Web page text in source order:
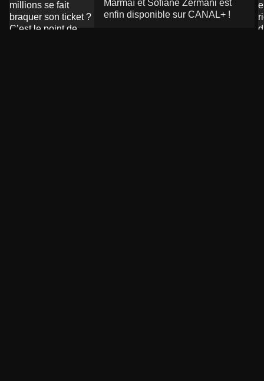
Marmaï et Sofiane Zermani est
enfin disponible sur CANAL+ !